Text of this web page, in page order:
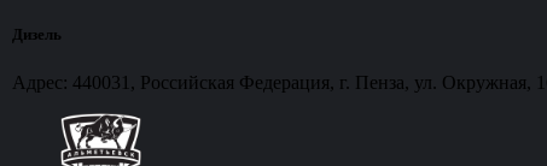
Дизель
Адрес: 440031, Российская Федерация, г. Пенза, ул. Окружная,